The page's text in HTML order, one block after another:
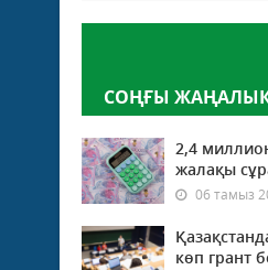
СОҢҒЫ
2,4
жалақы
06 тамыз
көп грант